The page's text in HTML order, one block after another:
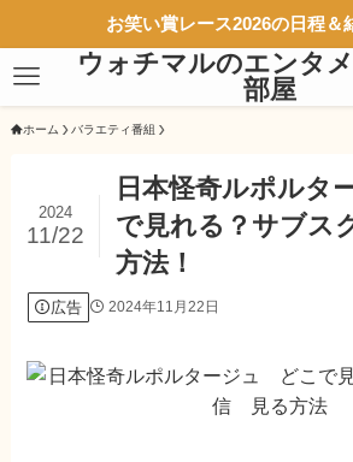
お笑い賞レース2026の日程＆
ウォチマルのエンタ
部屋
ホーム バラエティ番組
日本怪奇ルポルタ
で見れる？サブス
方法！
2024
11/22
広告 2024年11月22日